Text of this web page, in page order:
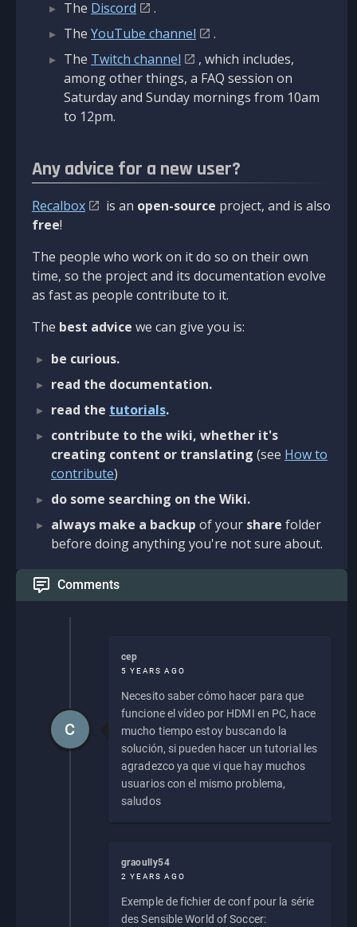
The Discord
.
The YouTube channel
.
The Twitch channel
, which includes,
among other things, a FAQ session on
Saturday and Sunday mornings from 10am
to 12pm.
Any advice for a new user?
Recalbox is an open-source project, and is also
free!
The people who work on it do so on their own
time, so the project and its documentation evolve
as fast as people contribute to it.
The best advice we can give you is:
be curious.
read the documentation.
read the tutorials.
contribute to the wiki, whether it's
creating content or translating (see How to
contribute)
do some searching on the Wiki.
always make a backup of your share folder
before doing anything you're not sure about.
Comments
cep
5 YEARS AGO
Necesito saber cómo hacer para que
funcione el vídeo por HDMI en PC, hace
mucho tiempo estoy buscando la
solución, si pueden hacer un tutorial les
agradezco ya que vi que hay muchos
usuarios con el mismo problema,
saludos
C
graoully54
2 YEARS AGO
Exemple de fichier de conf pour la série
des Sensible World of Soccer: